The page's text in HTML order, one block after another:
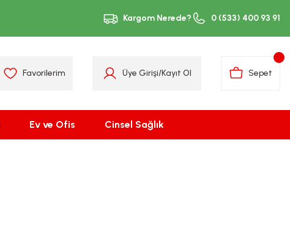
Kargom Nerede? 0 (533) 400 93 91
Favorilerim Üye Girişi/Kayıt Ol Sepet
Ev ve Ofis Cinsel Sağlık